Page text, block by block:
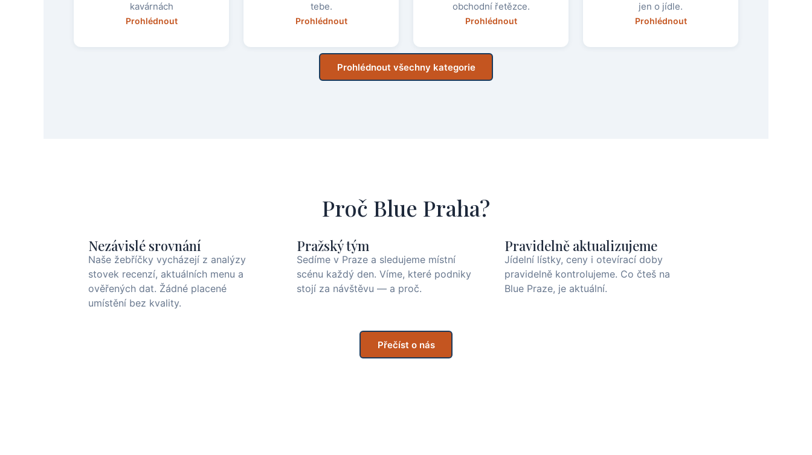
kavárnách
Prohlédnout
tebe.
Prohlédnout
obchodní řetězce.
Prohlédnout
jen o jídle.
Prohlédnout
Prohlédnout všechny kategorie
Proč Blue Praha?
Nezávislé srovnání
Naše žebříčky vycházejí z analýzy
stovek recenzí, aktuálních menu a
ověřených dat. Žádné placené
umístění bez kvality.
Pražský tým
Sedíme v Praze a sledujeme místní
scénu každý den. Víme, které podniky
stojí za návštěvu — a proč.
Pravidelně aktualizujeme
Jídelní lístky, ceny i otevírací doby
pravidelně kontrolujeme. Co čteš na
Blue Praze, je aktuální.
Přečíst o nás